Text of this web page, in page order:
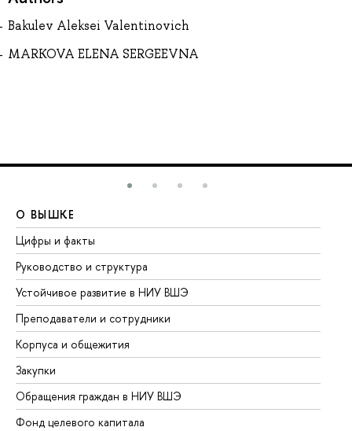
Bakulev Aleksei Valentinovich
MARKOVA ELENA SERGEEVNA
О ВЫШКЕ
Цифры и факты
Руководство и структура
Устойчивое развитие в НИУ ВШЭ
Преподаватели и сотрудники
Корпуса и общежития
Закупки
Обращения граждан в НИУ ВШЭ
Фонд целевого капитала